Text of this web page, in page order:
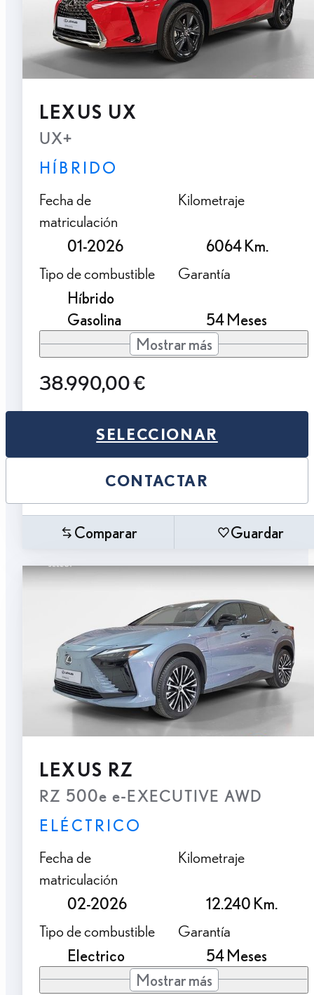
LEXUS UX
UX+
HÍBRIDO
Fecha de
matriculación
01-2026
Kilometraje
6064 Km.
Tipo de combustible
Híbrido
Gasolina
Garantía
54 Meses
Mostrar más
38.990,00 €
SELECCIONAR
CONTACTAR
Comparar Guardar
LEXUS RZ
RZ 500e e-EXECUTIVE AWD
ELÉCTRICO
Fecha de
matriculación
02-2026
Kilometraje
12.240 Km.
Tipo de combustible
Electrico
Garantía
54 Meses
Mostrar más